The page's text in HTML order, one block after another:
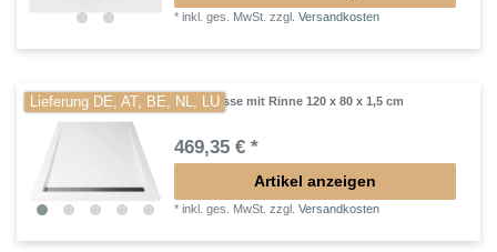
*inkl. ges. MwSt. zzgl.Versandkosten
Lieferung DE, AT, BE, NL, LUDuschtasse mit Rinne 120 x 80 x 1,5 cm
469,35 € *
Artikel anzeigen
*inkl. ges. MwSt. zzgl.Versandkosten